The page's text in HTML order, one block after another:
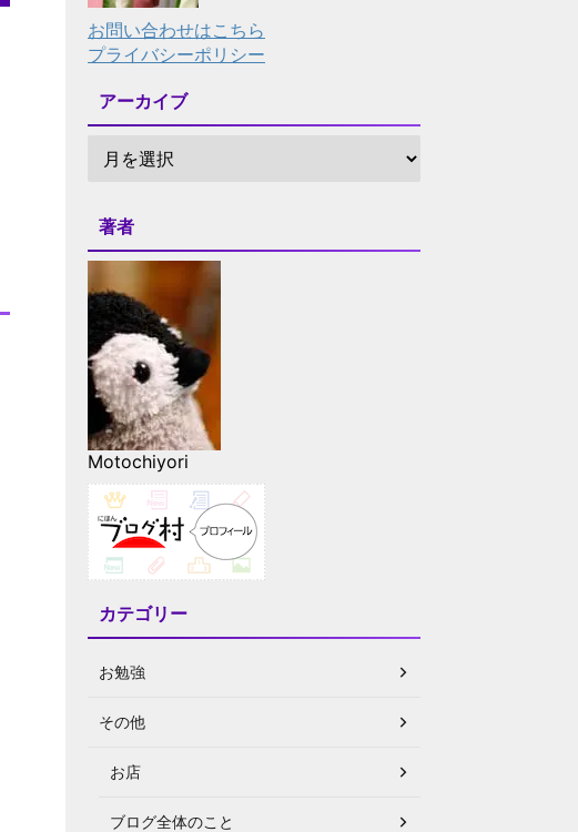
お問い合わせはこちら
プライバシーポリシー
アーカイブ
著者
Motochiyori
カテゴリー
お勉強
その他
お店
ブログ全体のこと